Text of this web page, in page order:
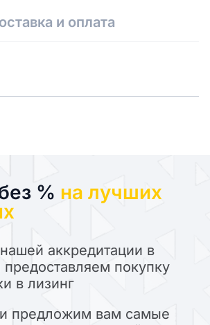
и оплата
% на лучших
аккредитации в
покупку
в лизинг
предложим вам самые